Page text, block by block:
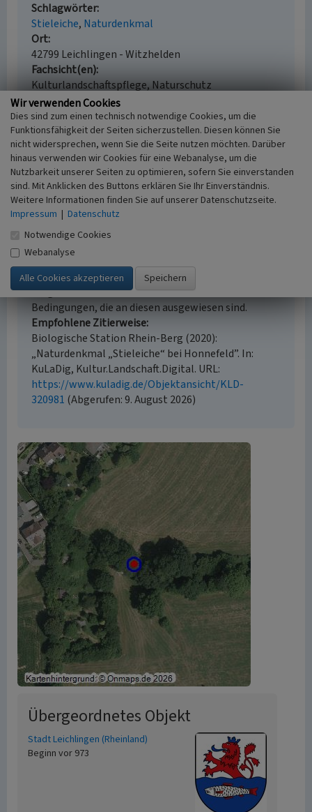
Schlagwörter
Stieleiche Naturdenkmal
Ort
42799 Leichlingen - Witzhelden
Fachsicht(en)
Kulturlandschaftspflege, Naturschutz
Erfassungsmaßstab
i.d.R. 1:5.000 (größer als 1:20.000)
Erfassungsmethode
Literaturauswertung, Geländebegehung/-
kartierung, Fernerkundung
Empfohlene Zitierweise
Urheberrechtlicher Hinweis
Der hier präsentierte Inhalt ist urheberrechtlich
geschützt. Die angezeigten Medien unterliegen
möglicherweise zusätzlichen urheberrechtlichen
Bedingungen, die an diesen ausgewiesen sind.
Empfohlene Zitierweise
Biologische Station Rhein-Berg (2020):
„Naturdenkmal „Stieleiche“ bei Honnefeld”. In:
KuLaDig, Kultur.Landschaft.Digital. URL:
https://www.kuladig.de/Objektansicht/KLD-
320981 (Abgerufen: 9. August 2026)
Übergeordnetes Objekt
Stadt Leichlingen (Rheinland)
Beginn vor 973
Wir verwenden Cookies
Dies sind zum einen technisch notwendige Cookies, um die
Funktionsfähigkeit der Seiten sicherzustellen. Diesen können Sie
nicht widersprechen, wenn Sie die Seite nutzen möchten. Darüber
hinaus verwenden wir Cookies für eine Webanalyse, um die
Nutzbarkeit unserer Seiten zu optimieren, sofern Sie einverstanden
sind. Mit Anklicken des Buttons erklären Sie Ihr Einverständnis.
Weitere Informationen finden Sie auf unserer Datenschutzseite.
Impressum | Datenschutz
Notwendige Cookies
Webanalyse